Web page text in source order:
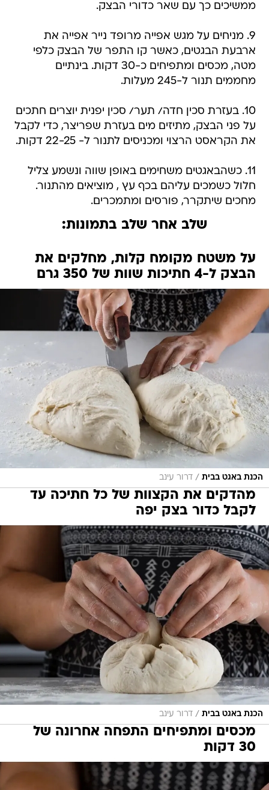
ממשיכים כך עם שאר כדורי הבצק.
9. מניחים על מגש אפייה מרופד נייר אפייה את
ארבעת הבגטים, כאשר קו התפר של הבצק כלפי
מטה, מכסים ומתפיחים כ-30 דקות. בינתיים
מחממים תנור ל-245 מעלות.
10. בעזרת סכין חדה/ תער/ סכין יפנית יוצרים חתכים
על פני הבצק, מתיזים מים בעזרת שפריצר, כדי לקבל
את הקראסט הרצוי ומכניסים לתנור ל- 22-25 דקות.
11. כשהבאגטים משחימים באופן שווה ונשמע צליל
חלול כשמכים עליהם בכף עץ , מוציאים מהתנור.
מחכים שיתקרר, פורסים ומתמכרים.
שלב אחר שלב בתמונות:
על משטח מקומח קלות, מחלקים את
הבצק ל-4 חתיכות שוות של 350 גרם
הכנת באגט בבית / דרור עינב
מהדקים את הקצוות של כל חתיכה עד
לקבל כדור בצק יפה
הכנת באגט בבית / דרור עינב
מכסים ומתפיחים התפחה אחרונה של
30 דקות